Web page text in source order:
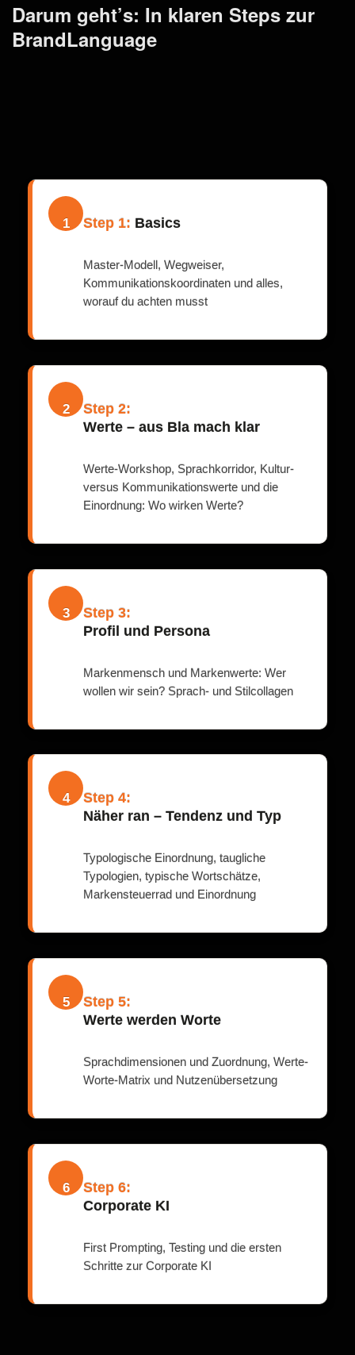
Darum geht’s: In klaren Steps zur
BrandLanguage
1 Step 1: Basics
Master-Modell, Wegweiser,
Kommunikationskoordinaten und alles,
worauf du achten musst
2
Step 2:
Werte – aus Bla mach klar
Werte-Workshop, Sprachkorridor, Kultur-
versus Kommunikationswerte und die
Einordnung: Wo wirken Werte?
3
Step 3:
Profil und Persona
Markenmensch und Markenwerte: Wer
wollen wir sein? Sprach- und Stilcollagen
4
Step 4:
Näher ran – Tendenz und Typ
Typologische Einordnung, taugliche
Typologien, typische Wortschätze,
Markensteuerrad und Einordnung
5
Step 5:
Werte werden Worte
Sprachdimensionen und Zuordnung, Werte-
Worte-Matrix und Nutzenübersetzung
6
Step 6:
Corporate KI
First Prompting, Testing und die ersten
Schritte zur Corporate KI